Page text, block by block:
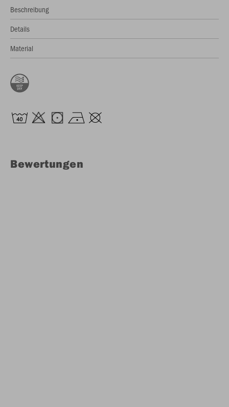
Beschreibung
Details
Material
Bewertungen